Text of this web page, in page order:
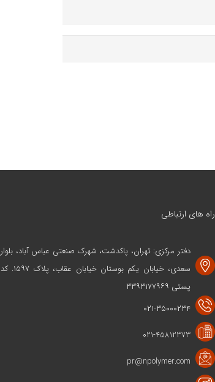
راه های ارتباطی
دفتر مرکزی: تهران، پاکدشت، شهرک صنعتی عباس آباد، بلوار
سعدی، خیابان یکم بوستان خیابان عقاب، پلاک ۱۵۹۷. کد
پستی ۳۳۹۳۱۷۷۹۶۹
۰۲۱-۳۵۰۰۰۲۳۴
۰۲۱-۴۵۸۱۲۳۷۳
pr@npolymer.com